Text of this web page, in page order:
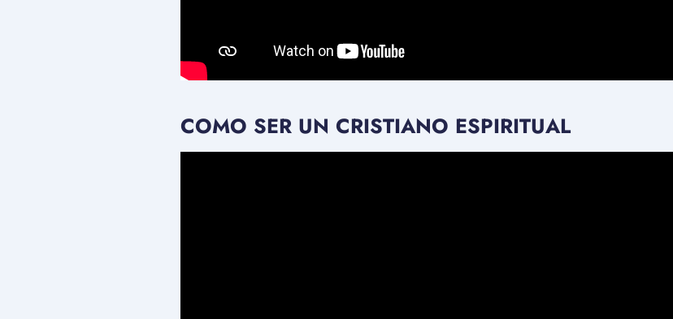
COMO SER UN CRISTIANO ESPIRITUAL